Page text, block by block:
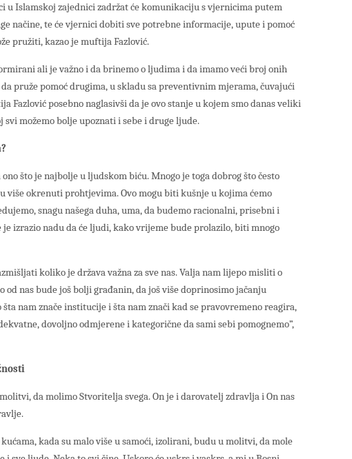
u Islamskoj zajednici zadržat će komunikaciju s vjernicima putem
načine, te će vjernici dobiti sve potrebne informacije, upute i pomoć
pružiti, kazao je muftija Fazlović.
ali je važno i da brinemo o ljudima i da imamo veći broj onih
pruže pomoć drugima, u skladu sa preventivnim mjerama, čuvajući
Fazlović posebno naglasivši da je ovo stanje u kojem smo danas veliki
možemo bolje upoznati i sebe i druge ljude.
što je najbolje u ljudskom biću. Mnogo je toga dobrog što često
više okrenuti prohtjevima. Ovo mogu biti kušnje u kojima ćemo
snagu našega duha, uma, da budemo racionalni, prisebni i
izrazio nadu da će ljudi, kako vrijeme bude prolazilo, biti mnogo
koliko je država važna za sve nas. Valja nam lijepo misliti o
od nas bude još bolji građanin, da još više doprinosimo jačanju
nam znače institucije i šta nam znači kad se pravovremeno reagira,
dovoljno odmjerene i kategorične da sami sebi pomognemo”,
da molimo Stvoritelja svega. On je i darovatelj zdravlja i On nas
kada su malo više u samoći, izolirani, budu u molitvi, da mole